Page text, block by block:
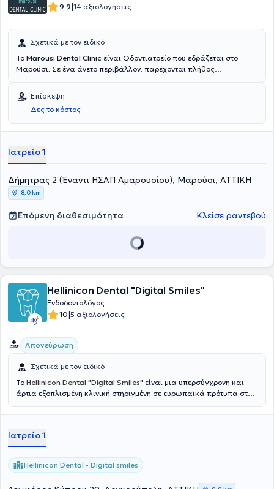
9.9|14 αξιολογήσεις
Σχετικά με τον ειδικό
To Marousi Dental Clinic είναι Οδοντιατρείο που εδράζεται στο
Μαρούσι. Σε ένα άνετο περιβάλλον, παρέχονται πλήθος
Ενδοδοντολόγους. Υιοθετούνται οι πλέον εξελιγμένες τεχνολογίες
και βασικό μέλημα είναι η εφαρμογή λύσεων απόλυτα
προσαρμοσμένων στις ανάγκες των ασθενών.
Επίσκεψη
Δες το κόστος
Ιατρείο 1
Δήμητρας 2 (Έναντι ΗΣΑΠ Αμαρουσίου), Μαρούσι, ΑΤΤΙΚΗ
8,0 km
Επόμενη διαθεσιμότητα Κλείσε ραντεβού
Hellinicon Dental "Digital Smiles"
Ενδοδοντολόγος
10|5 αξιολογήσεις
Απονεύρωση
Σχετικά με τον ειδικό
Το Hellinicon Dental "Digital Smiles" είναι μια υπερσύγχρονη και
άρτια εξοπλισμένη κλινική στηριγμένη σε ευρωπαϊκά πρότυπα στην
αντιμετωπιστούν καλύπτουν όλο το φάσμα της οδοντιατρικής, από
με τη Γενική και Προληπτική Οδοντιατρική, την Αισθητική και
Προσθετική Οδοντιατρική, τα Εμφυτεύματα, τη Χειρουργική και
Γναθοχειρουργική, την Ενδοδοντία, την Περιοδοντολογία, την
Παιδοδοντία και την Ορθοδοντική. Ο ασθενής, έπειτα από
διαγνωστικό έλεγχο, μπορεί να έχει ένα εξατομικευμένο πλάνο
Ιατρείο 1
Hellinicon Dental - Digital smiles